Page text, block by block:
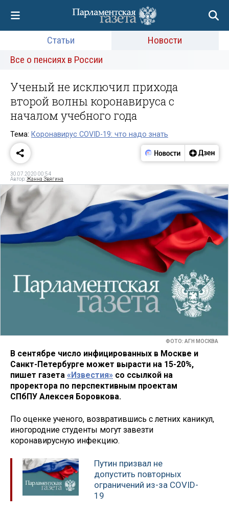
Статьи
Новости
Все о пенсиях в России
Ученый не исключил прихода
второй волны коронавируса с
началом учебного года
Тема: Коронавирус COVID-19: что надо знать
30.07.2020 00:54
Автор:Жанна Звягина
ФОТО: АГН МОСКВА
В сентябре число инфицированных в Москве и
Санкт-Петербурге может вырасти на 15-20%,
пишет газета «Известия» со ссылкой на
проректора по перспективным проектам
СПбПУ Алексея Боровкова.
По оценке ученого, возвратившись с летних каникул,
иногородние студенты могут завезти
коронавирусную инфекцию.
Путин призвал не
допустить повторных
ограничений из-за COVID-
19